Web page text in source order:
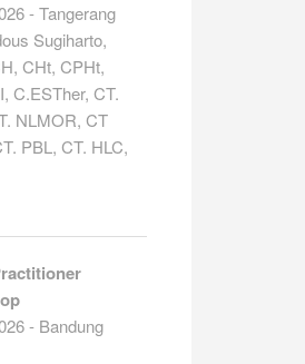
- Tangerang
Sugiharto,
CHt, CPHt,
C.ESTher, CT.
NLMOR, CT
PBL, CT. HLC,
- Bandung